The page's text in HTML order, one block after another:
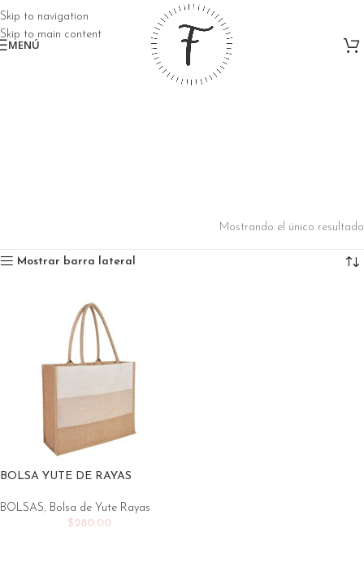
Skip to navigation
Skip to main content
MENÚ
Mostrando el único resultado
Mostrar barra lateral
BOLSA YUTE DE RAYAS
BOLSAS, Bolsa de Yute Rayas
$280.00